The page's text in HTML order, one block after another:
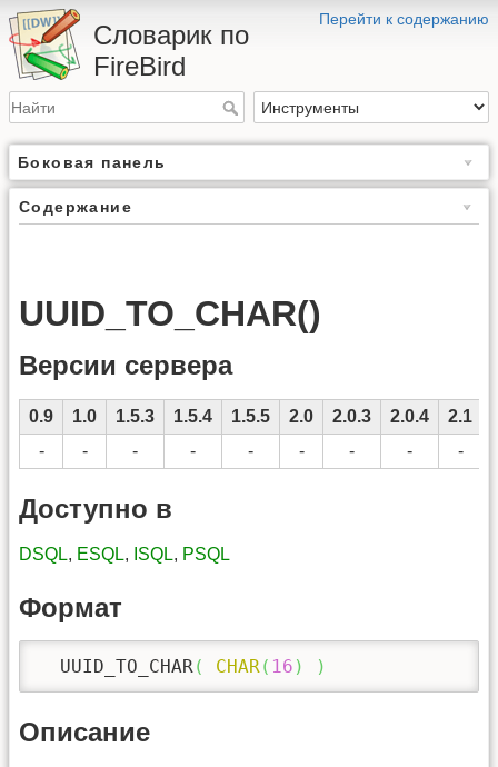
Перейти к содержанию
Словарик по
FireBird
Боковая панель
Содержание
UUID_TO_CHAR()
Версии сервера
0.9 1.0 1.5.3 1.5.4 1.5.5 2.0 2.0.3 2.0.4 2.1
-
- - - - - - - -
Доступно в
DSQL, ESQL, ISQL, PSQL
Формат
  UUID_TO_CHAR
( CHAR ( 16 ) )
Описание